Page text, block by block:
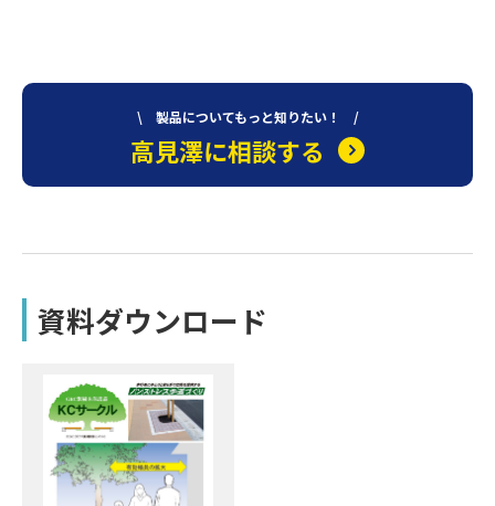
\ 製品についてもっと知りたい！ /
高見澤に相談する
資料ダウンロード